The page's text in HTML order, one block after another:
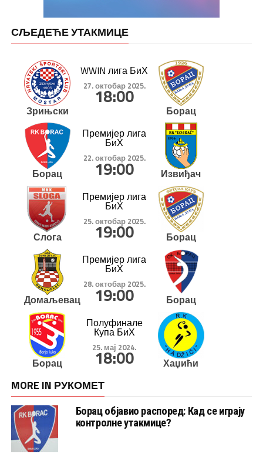
СЉЕДЕЋЕ УТАКМИЦЕ
Зрињски
WWIN лига БиХ
27. октобар 2025.
18:00
Борац
Борац
Премијер лига
БиХ
22. октобар 2025.
19:00 Извиђач
Слога
Премијер лига
БиХ
25. октобар 2025.
19:00 Борац
Домаљевац
Премијер лига
БиХ
28. октобар 2025.
19:00 Борац
Борац
Полуфинале
Купа БиХ
25. мај 2024.
18:00 Хаџићи
MORE IN РУКОМЕТ
Борац објавио распоред: Кад се играју
контролне утакмице?